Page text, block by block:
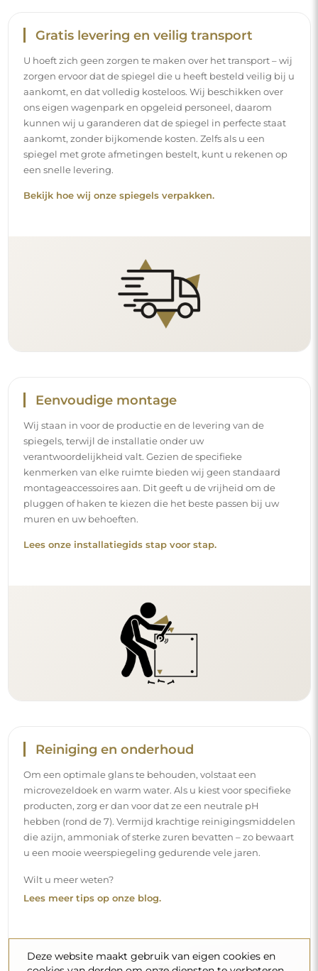
Gratis levering en veilig transport
U hoeft zich geen zorgen te maken over het transport – wij
zorgen ervoor dat de spiegel die u heeft besteld veilig bij u
aankomt, en dat volledig kosteloos. Wij beschikken over
ons eigen wagenpark en opgeleid personeel, daarom
kunnen wij u garanderen dat de spiegel in perfecte staat
aankomt, zonder bijkomende kosten. Zelfs als u een
spiegel met grote afmetingen bestelt, kunt u rekenen op
een snelle levering.
Bekijk hoe wij onze spiegels verpakken.
Eenvoudige montage
Wij staan in voor de productie en de levering van de
spiegels, terwijl de installatie onder uw
verantwoordelijkheid valt. Gezien de specifieke
kenmerken van elke ruimte bieden wij geen standaard
montageaccessoires aan. Dit geeft u de vrijheid om de
pluggen of haken te kiezen die het beste passen bij uw
muren en uw behoeften.
Lees onze installatiegids stap voor stap.
Reiniging en onderhoud
Om een optimale glans te behouden, volstaat een
microvezeldoek en warm water. Als u kiest voor specifieke
producten, zorg er dan voor dat ze een neutrale pH
hebben (rond de 7). Vermijd krachtige reinigingsmiddelen
die azijn, ammoniak of sterke zuren bevatten – zo bewaart
u een mooie weerspiegeling gedurende vele jaren.
Wilt u meer weten?
Lees meer tips op onze blog.
Deze website maakt gebruik van eigen cookies en